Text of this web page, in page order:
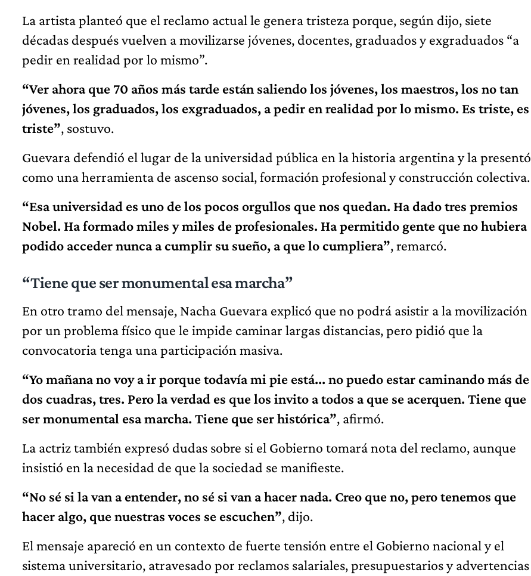
La artista planteó que el reclamo actual le genera tristeza porque, según dijo, siete
décadas después vuelven a movilizarse jóvenes, docentes, graduados y exgraduados “a
pedir en realidad por lo mismo”.
“Ver ahora que 70 años más tarde están saliendo los jóvenes, los maestros, los no tan
jóvenes, los graduados, los exgraduados, a pedir en realidad por lo mismo. Es triste, es
triste”, sostuvo.
Guevara defendió el lugar de la universidad pública en la historia argentina y la presentó
como una herramienta de ascenso social, formación profesional y construcción colectiva.
“Esa universidad es uno de los pocos orgullos que nos quedan. Ha dado tres premios
Nobel. Ha formado miles y miles de profesionales. Ha permitido gente que no hubiera
podido acceder nunca a cumplir su sueño, a que lo cumpliera”, remarcó.
“Tiene que ser monumental esa marcha”
En otro tramo del mensaje, Nacha Guevara explicó que no podrá asistir a la movilización
por un problema físico que le impide caminar largas distancias, pero pidió que la
convocatoria tenga una participación masiva.
“Yo mañana no voy a ir porque todavía mi pie está... no puedo estar caminando más de
dos cuadras, tres. Pero la verdad es que los invito a todos a que se acerquen. Tiene que
ser monumental esa marcha. Tiene que ser histórica”, afirmó.
La actriz también expresó dudas sobre si el Gobierno tomará nota del reclamo, aunque
insistió en la necesidad de que la sociedad se manifieste.
“No sé si la van a entender, no sé si van a hacer nada. Creo que no, pero tenemos que
hacer algo, que nuestras voces se escuchen”, dijo.
El mensaje apareció en un contexto de fuerte tensión entre el Gobierno nacional y el
sistema universitario, atravesado por reclamos salariales, presupuestarios y advertencias